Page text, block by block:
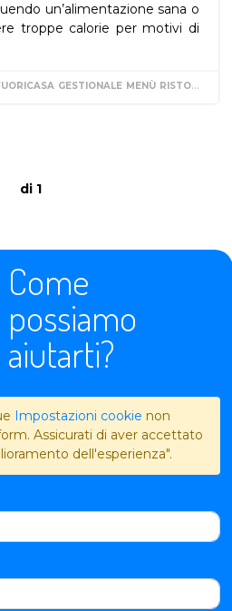
un’alimentazione sana o
troppe calorie per motivi di
GESTIONALE MENÙ RISTORANTE
di 1
Come
possiamo
aiutarti?
Impostazioni cookie non
Assicurati di aver accettato
dell'esperienza".